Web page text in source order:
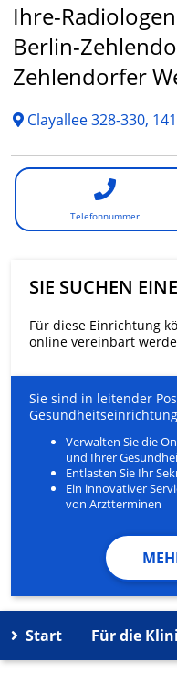
Ihre-
Berlin-
Zehlendorfer
Clayallee 328-330,
Telefonnummer
SIE SUCHEN
Für diese Einrichtung
online vereinbart
Sie sind in leitender
Verwalten Sie die
und Ihrer
Entlasten Sie Ihr
Ein innovativer
von Arztterminen
Start Für die